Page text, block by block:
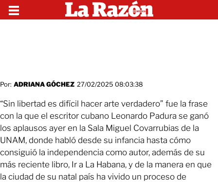
Por: ADRIANA GÓCHEZ 27/02/2025 08:03:38
“Sin libertad es difícil hacer arte verdadero” fue la frase
con la que el escritor cubano Leonardo Padura se ganó
los aplausos ayer en la Sala Miguel Covarrubias de la
UNAM, donde habló desde su infancia hasta cómo
consiguió la independencia como autor, además de su
más reciente libro, Ir a La Habana, y de la manera en que
la ciudad de su natal país ha vivido un proceso de